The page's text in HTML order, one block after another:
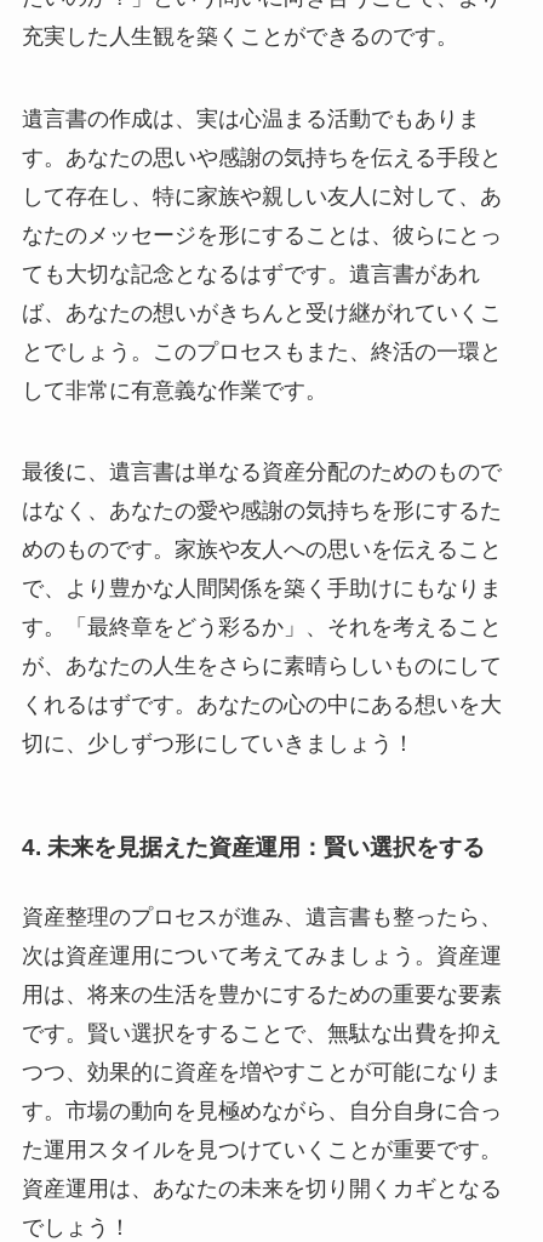
充実した人生観を築くことができるのです。
遺言書の作成は、実は心温まる活動でもありま
す。あなたの思いや感謝の気持ちを伝える手段と
して存在し、特に家族や親しい友人に対して、あ
なたのメッセージを形にすることは、彼らにとっ
ても大切な記念となるはずです。遺言書があれ
ば、あなたの想いがきちんと受け継がれていくこ
とでしょう。このプロセスもまた、終活の一環と
して非常に有意義な作業です。
最後に、遺言書は単なる資産分配のためのもので
はなく、あなたの愛や感謝の気持ちを形にするた
めのものです。家族や友人への思いを伝えること
で、より豊かな人間関係を築く手助けにもなりま
す。「最終章をどう彩るか」、それを考えること
が、あなたの人生をさらに素晴らしいものにして
くれるはずです。あなたの心の中にある想いを大
切に、少しずつ形にしていきましょう！
4. 未来を見据えた資産運用：賢い選択をする
資産整理のプロセスが進み、遺言書も整ったら、
次は資産運用について考えてみましょう。資産運
用は、将来の生活を豊かにするための重要な要素
です。賢い選択をすることで、無駄な出費を抑え
つつ、効果的に資産を増やすことが可能になりま
す。市場の動向を見極めながら、自分自身に合っ
た運用スタイルを見つけていくことが重要です。
資産運用は、あなたの未来を切り開くカギとなる
でしょう！